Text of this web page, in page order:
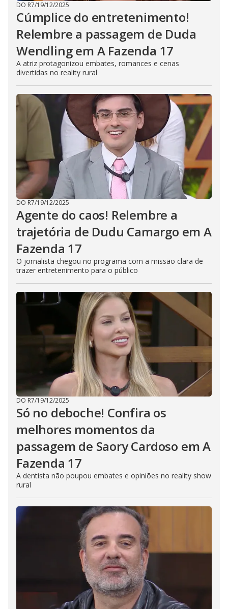
DO R7/19/12/2025
Cúmplice do entretenimento!
Relembre a passagem de Duda
Wendling em A Fazenda 17
A atriz protagonizou embates, romances e cenas
divertidas no reality rural
DO R7/19/12/2025
Agente do caos! Relembre a
trajetória de Dudu Camargo em A
Fazenda 17
O jornalista chegou no programa com a missão clara de
trazer entretenimento para o público
DO R7/19/12/2025
Só no deboche! Confira os
melhores momentos da
passagem de Saory Cardoso em A
Fazenda 17
A dentista não poupou embates e opiniões no reality show
rural